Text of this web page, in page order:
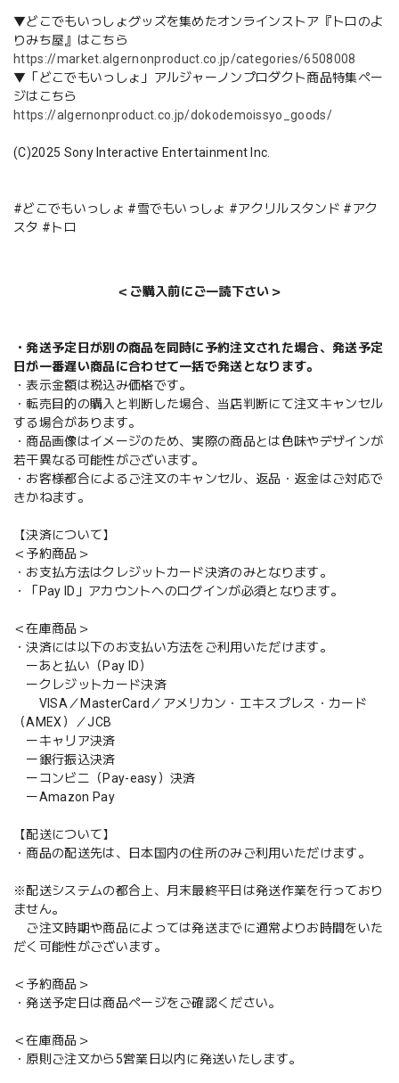
▼どこでもいっしょグッズを集めたオンラインストア『トロのよ
りみち屋』はこちら
https://market.algernonproduct.co.jp/categories/6508008
▼「どこでもいっしょ」アルジャーノンプロダクト商品特集ペー
ジはこちら
https://algernonproduct.co.jp/dokodemoissyo_goods/
(C)2025 Sony Interactive Entertainment Inc.
#どこでもいっしょ #雪でもいっしょ #アクリルスタンド #アク
スタ #トロ
＜ご購入前にご一読下さい＞
・発送予定日が別の商品を同時に予約注文された場合、発送予定
日が一番遅い商品に合わせて一括で発送となります。
・表示金額は税込み価格です。
・転売目的の購入と判断した場合、当店判断にて注文キャンセル
する場合があります。
・商品画像はイメージのため、実際の商品とは色味やデザインが
若干異なる可能性がございます。
・お客様都合によるご注文のキャンセル、返品・返金はご対応で
きかねます。
【決済について】
＜予約商品＞
・お支払方法はクレジットカード決済のみとなります。
・「Pay ID」アカウントへのログインが必須となります。
＜在庫商品＞
・決済には以下のお支払い方法をご利用いただけます。
ーあと払い（Pay ID）
ークレジットカード決済
VISA／MasterCard／アメリカン・エキスプレス・カード
（AMEX）／JCB
ーキャリア決済
ー銀行振込決済
ーコンビニ（Pay-easy）決済
ーAmazon Pay
【配送について】
・商品の配送先は、日本国内の住所のみご利用いただけます。
※配送システムの都合上、月末最終平日は発送作業を行っており
ません。
ご注文時期や商品によっては発送までに通常よりお時間をいた
だく可能性がございます。
＜予約商品＞
・発送予定日は商品ページをご確認ください。
＜在庫商品＞
・原則ご注文から5営業日以内に発送いたします。